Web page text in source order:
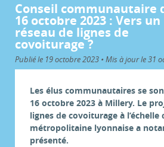
Conseil communautaire
16 octobre 2023 : Vers un
réseau de lignes de
covoiturage ?
Publié le 19 octobre 2023 • Mis à jour le 31
Les élus communautaires se
16 octobre 2023 à Millery. Le
lignes de covoiturage à l’échelle
métropolitaine lyonnaise a
présenté.